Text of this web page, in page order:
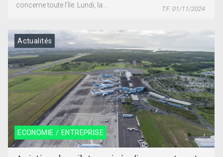
concerne toute l’île. Lundi, la...
T.F. 01/11/2024
ECONOMIE / ENTREPRISE
Actualités